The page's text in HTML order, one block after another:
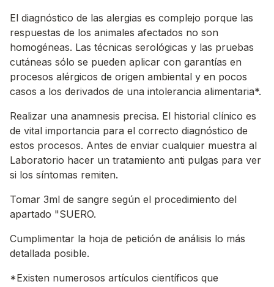
El diagnóstico de las alergias es complejo porque las
respuestas de los animales afectados no son
homogéneas. Las técnicas serológicas y las pruebas
cutáneas sólo se pueden aplicar con garantías en
procesos alérgicos de origen ambiental y en pocos
casos a los derivados de una intolerancia alimentaria*.
Realizar una anamnesis precisa. El historial clínico es
de vital importancia para el correcto diagnóstico de
estos procesos. Antes de enviar cualquier muestra al
Laboratorio hacer un tratamiento anti pulgas para ver
si los síntomas remiten.
Tomar 3ml de sangre según el procedimiento del
apartado "SUERO.
Cumplimentar la hoja de petición de análisis lo más
detallada posible.
*Existen numerosos artículos científicos que